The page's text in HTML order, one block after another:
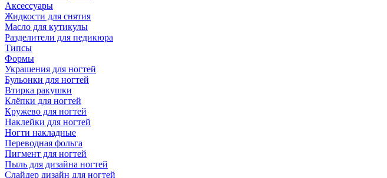
Аксессуары
Жидкости для снятия
Масло для кутикулы
Разделители для педикюра
Типсы
Формы
Украшения для ногтей
Бульонки для ногтей
Втирка ракушки
Клёпки для ногтей
Кружево для ногтей
Наклейки для ногтей
Ногти накладные
Переводная фольга
Пигмент для ногтей
Пыль для дизайна ногтей
Слайдер дизайн для ногтей